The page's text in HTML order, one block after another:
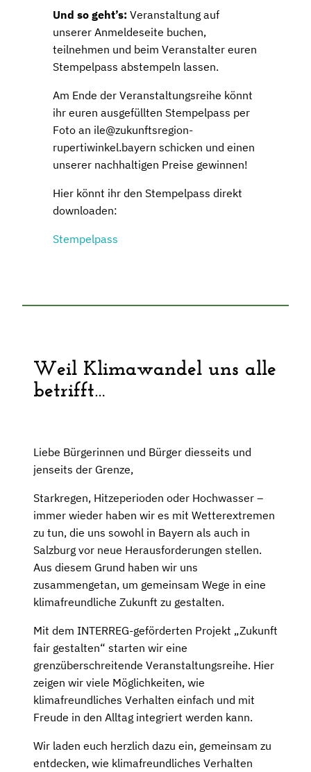
Und so geht’s:Veranstaltung auf
unserer Anmeldeseite buchen,
teilnehmen und beim Veranstalter euren
Stempelpass abstempeln lassen.
Am Ende der Veranstaltungsreihe könnt
ihr euren ausgefüllten Stempelpass per
Foto an ile@zukunftsregion-
rupertiwinkel.bayern schicken und einen
unserer nachhaltigen Preise gewinnen!
Hier könnt ihr den Stempelpass direkt
downloaden:
Stempelpass
Weil Klimawandel uns alle
betrifft…
Liebe Bürgerinnen und Bürger diesseits und
jenseits der Grenze,
Starkregen, Hitzeperioden oder Hochwasser –
immer wieder haben wir es mit Wetterextremen
zu tun, die uns sowohl in Bayern als auch in
Salzburg vor neue Herausforderungen stellen.
Aus diesem Grund haben wir uns
zusammengetan, um gemeinsam Wege in eine
klimafreundliche Zukunft zu gestalten.
Mit dem INTERREG-geförderten Projekt „Zukunft
fair gestalten“ starten wir eine
grenzüberschreitende Veranstaltungsreihe. Hier
zeigen wir viele Möglichkeiten, wie
klimafreundliches Verhalten einfach und mit
Freude in den Alltag integriert werden kann.
Wir laden euch herzlich dazu ein, gemeinsam zu
entdecken, wie klimafreundliches Verhalten